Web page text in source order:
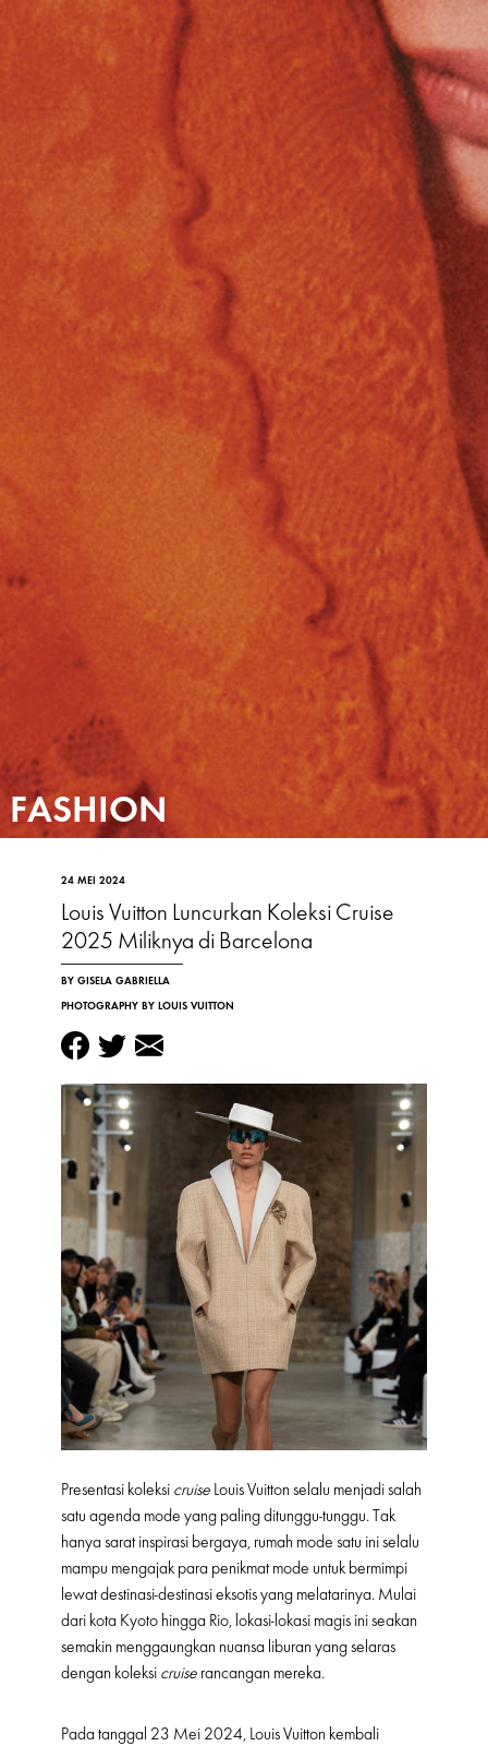
FASHION
24 MEI 2024
Louis Vuitton Luncurkan Koleksi Cruise
2025 Miliknya di Barcelona
BY GISELA GABRIELLA
PHOTOGRAPHY BY LOUIS VUITTON
Presentasi koleksi cruise Louis Vuitton selalu menjadi salah
satu agenda mode yang paling ditunggu-tunggu. Tak
hanya sarat inspirasi bergaya, rumah mode satu ini selalu
mampu mengajak para penikmat mode untuk bermimpi
lewat destinasi-destinasi eksotis yang melatarinya. Mulai
dari kota Kyoto hingga Rio, lokasi-lokasi magis ini seakan
semakin menggaungkan nuansa liburan yang selaras
dengan koleksi cruise rancangan mereka.
Pada tanggal 23 Mei 2024, Louis Vuitton kembali